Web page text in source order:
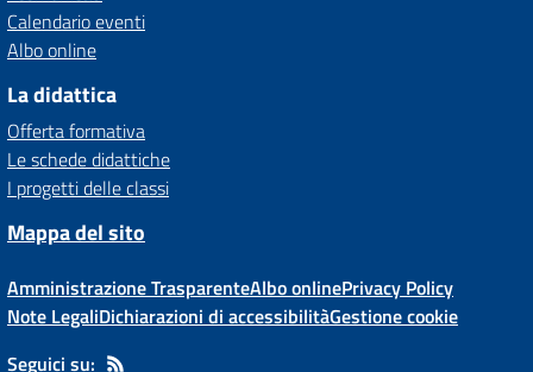
Calendario eventi
Albo online
La didattica
Offerta formativa
Le schede didattiche
I progetti delle classi
Mappa del sito
Amministrazione TrasparenteAlbo onlinePrivacy Policy
Note LegaliDichiarazioni di accessibilitàGestione cookie
Seguici su: